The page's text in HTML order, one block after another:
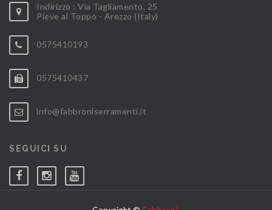
Indirizzo : Via Tagliamento, 25
Pieve al Toppo - Arezzo (Italy)
0575410193
0575410437
info@fabbroniserramenti.it
SEGUICI SU